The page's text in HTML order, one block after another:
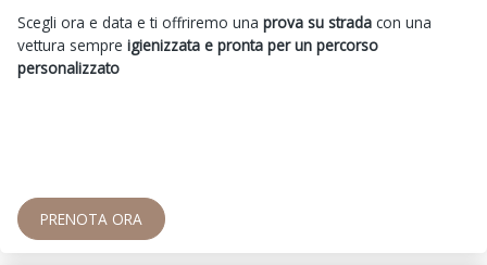
Scegli ora e data e ti offriremo una prova su strada con una
vettura sempre igienizzata e pronta per un percorso
personalizzato
PRENOTA ORA